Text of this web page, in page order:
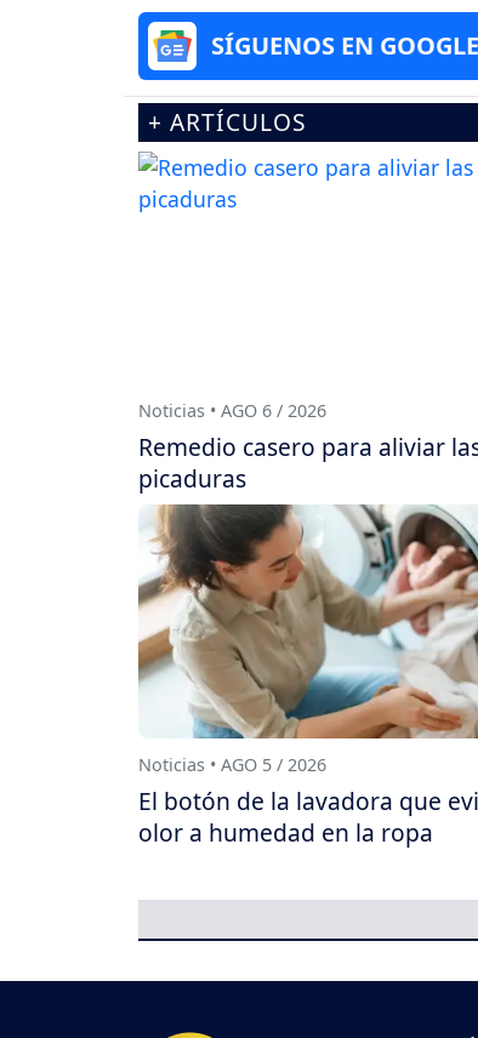
SÍGUENOS EN
+ ARTÍCULOS
Noticias • AGO 6 / 2026
Remedio casero para aliviar
picaduras
Noticias • AGO 5 / 2026
El botón de la lavadora que
olor a humedad en la ropa